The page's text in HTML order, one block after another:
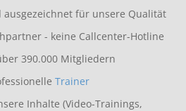
ausgezeichnet für unsere Qualität
- keine Callcenter-Hotline
390.000 Mitgliedern
Trainer
Inhalte (Video-Trainings,